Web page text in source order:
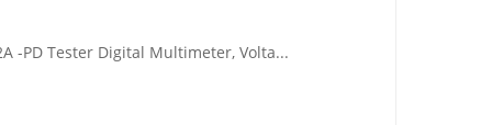
-PD Tester Digital Multimeter, Volta...